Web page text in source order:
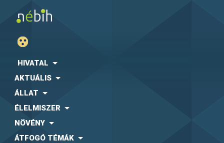
HIVATAL
AKTUÁLIS
ÁLLAT
ÉLELMISZER
NÖVÉNY
ÁTFOGÓ TÉMÁK